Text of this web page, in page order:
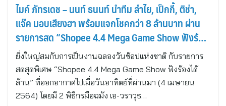
ไมค์ ภัทรเดช – นนท์ ธนนท์ นำทีม ลำไย, เป็กกี้, ติช่า,
แจ๊ค มอบเสียงฮา พร้อมแจกโชคกว่า 8 ล้านบาท ผ่าน
รายการสด “Shopee 4.4 Mega Game Show ฟังร้อง
ได้ล้าน”
ยิ่งใหญ่สมกับการเป็นงานฉลองวันช้อปแห่งชาติ กับรายการ
สดสุดพิเศษ “Shopee 4.4 Mega Game Show ฟังร้องได้
ล้าน” ที่ออกอากาศไปเมื่อวันอาทิตย์ที่ผ่านมา (4 เมษายน
2564) โดยมี 2 พิธีกรมือฉมัง เอ-วราวุธ…